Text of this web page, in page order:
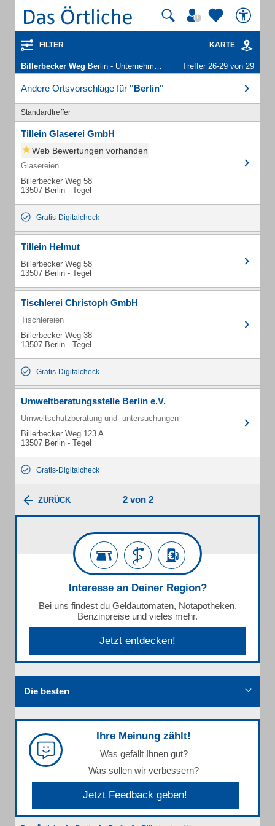
FILTER KARTE
Billerbecker Weg Berlin - Unternehmen und Personen Treffer 26-29 von 29
Andere Ortsvorschläge für "Berlin"
Standardtreffer
Tillein Glaserei GmbH
Web Bewertungen vorhanden
Glasereien
Billerbecker Weg 58
13507 Berlin - Tegel
Gratis-Digitalcheck
Tillein Helmut
Billerbecker Weg 58
13507 Berlin - Tegel
Tischlerei Christoph GmbH
Tischlereien
Billerbecker Weg 38
13507 Berlin - Tegel
Gratis-Digitalcheck
Umweltberatungsstelle Berlin e.V.
Umweltschutzberatung und -untersuchungen
Billerbecker Weg 123 A
13507 Berlin - Tegel
Gratis-Digitalcheck
ZURÜCK 2 von 2
Interesse an Deiner Region?
Bei uns findest du Geldautomaten, Notapotheken,
Benzinpreise und vieles mehr.
Jetzt entdecken!
Die besten
Ihre Meinung zählt!
Was gefällt Ihnen gut?
Was sollen wir verbessern?
Jetzt Feedback geben!